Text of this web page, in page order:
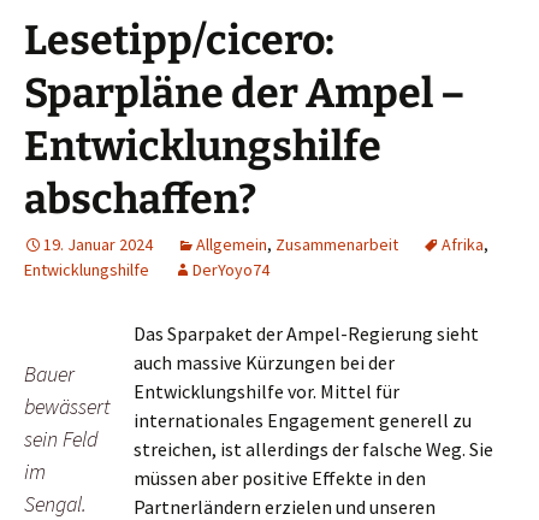
Lesetipp/cicero:
Sparpläne der Ampel –
Entwicklungshilfe
abschaffen?
19. Januar 2024 Allgemein, Zusammenarbeit Afrika,
Entwicklungshilfe
DerYoyo74
Bauer
bewässert
sein Feld
im
Sengal.
Das Sparpaket der Ampel-Regierung sieht
auch massive Kürzungen bei der
Entwicklungshilfe vor. Mittel für
internationales Engagement generell zu
streichen, ist allerdings der falsche Weg. Sie
müssen aber positive Effekte in den
Partnerländern erzielen und unseren